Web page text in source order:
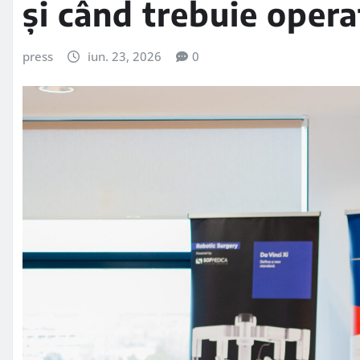
și când trebuie
press iun. 23, 2026 0